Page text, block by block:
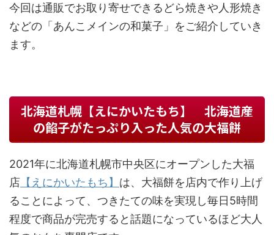
今回は通販でお取り寄せできるどら焼きや人形焼き
などの「あんこメインの和菓子」をご紹介していき
ます。
北海道札幌【えにかいたもち】 北海道産
の餡子がたっぷり入った人気の大福餅
2021年に北海道札幌市中央区にオープンした大福
店 【えにかいたもち】 は、大福餅を店内で作り上げ
ることによって、つきたての味を実現し毎日5時間
程度で商品が完売すると話題になっているほど大人